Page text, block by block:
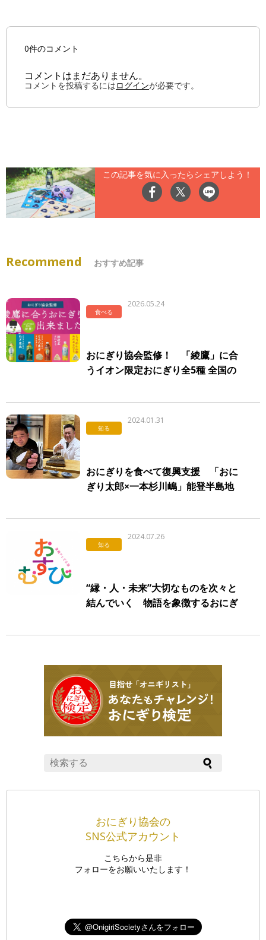
0件のコメント
コメントはまだありません。
コメントを投稿するにはログインが必要です。
この記事を気に入ったらシェアしよう！
Recommend おすすめ記事
食べる
2026.05.24
おにぎり協会監修！ 「綾鷹」に合
うイオン限定おにぎり全5種 全国の
て販売中
知る
2024.01.31
おにぎりを食べて復興支援 「おに
ぎり太郎×一本杉川嶋」能登半島地
知る
2024.07.26
“縁・人・未来”大切なものを次々と
結んでいく 物語を象徴するおにぎ
レビ小説「おむすび」
おにぎり協会の
SNS公式アカウント
こちらから是非
フォローをお願いいたします！